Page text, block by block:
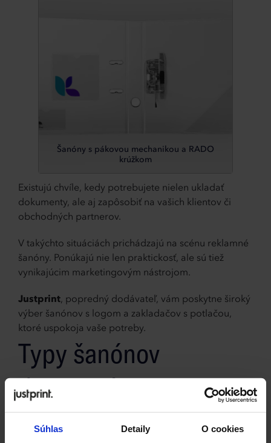
Súhlas Detaily O cookies
Šanóny s pákovou mechanikou a RADO
krúžkom
Existujú chvíle, kedy potrebujete nielen ukladať
dokumenty, ale aj zapôsobiť na vašich klientov či
obchodných partnerov.
V takýchto situáciách prichádzajú na scénu reklamné
šanóny. Ponúkajú nie len praktickosť, ale sú tiež
vynikajúcim marketingovým nástrojom.
Justprint, popredný dodávateľ, vám poskytne široký
výber šanónov s logom a zakladačov s potlačou,
ktoré uspokoja vaše potreby.
Typy šanónov
dostupné u Justprint
Šanóny s 2-krúžkovou mechanikou
Šanóny s 2-krúžkovou mechanikou
predstavujú